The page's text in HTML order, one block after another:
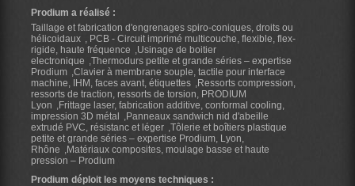
Prodium a réalisé :
Taillage et fabrication d'engrenages spiro-coniques, droits ou
hélicoidaux
PCB - Circuit imprimé multicouche, flexible, flex-
rigide, haute fréquence
Usinage de boitier
electronique
Thermodurs petite et grande séries – expertise
Prodium Clavier à membrane souple, tactile pour interface
machine, IHM, faces avant, étiquettes
Ressorts compression,
ressorts de traction, ressorts de torsion, PRODIUM
Lyon
Frittage laser, fabrication additive, conformal cooling,
impression 3D métal
Panneaux sandwich nid d'abeille
extrudé PVC, résistanc et léger Tôlerie et boîtiers plastique
petite et grande séries – expertise Prodium, Lyon,
Rhône
Matériaux composites, moulage basse et haute
pression – Prodium
Prodium déploit les moyens techniques :